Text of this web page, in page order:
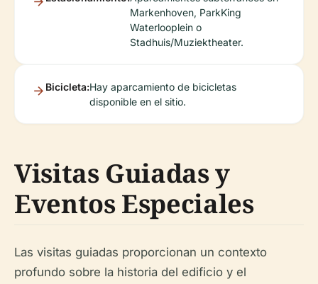
Markenhoven, ParkKing
Waterlooplein o
Stadhuis/Muziektheater.
Bicicleta:Hay aparcamiento de bicicletas
disponible en el sitio.
Visitas Guiadas y
Eventos Especiales
Las visitas guiadas proporcionan un contexto
profundo sobre la historia del edificio y el